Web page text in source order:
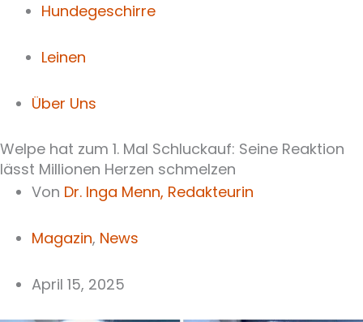
Hundegeschirre
Leinen
Über Uns
Welpe hat zum 1. Mal Schluckauf: Seine Reaktion
lässt Millionen Herzen schmelzen
Von Dr. Inga Menn, Redakteurin
Magazin, News
April 15, 2025